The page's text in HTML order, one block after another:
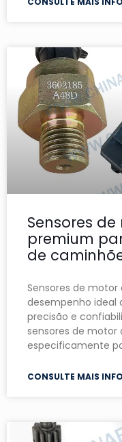
Sensores de
premium
de
Sensores de motor
desempenho ideal
precisão e
sensores de motor
especificamente
CONSULTE MAIS